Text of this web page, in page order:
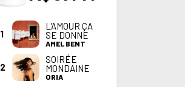
1
L'AMOUR ÇA
SE DONNE
AMEL BENT
2
SOIRÉE
MONDAINE
ORIA